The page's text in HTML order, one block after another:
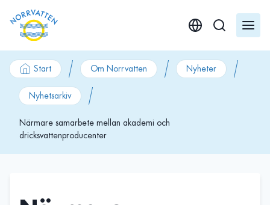
Start Om Norrvatten Nyheter
Nyhetsarkiv
Närmare samarbete mellan akademi och
dricksvattenproducenter